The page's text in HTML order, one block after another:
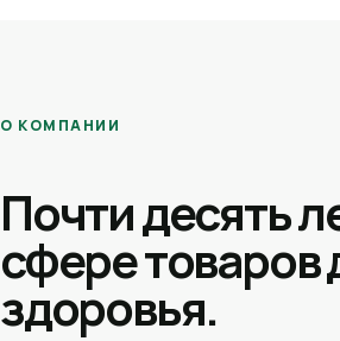
О КОМПАНИИ
Почти десять
сфере товаров
здоровья.